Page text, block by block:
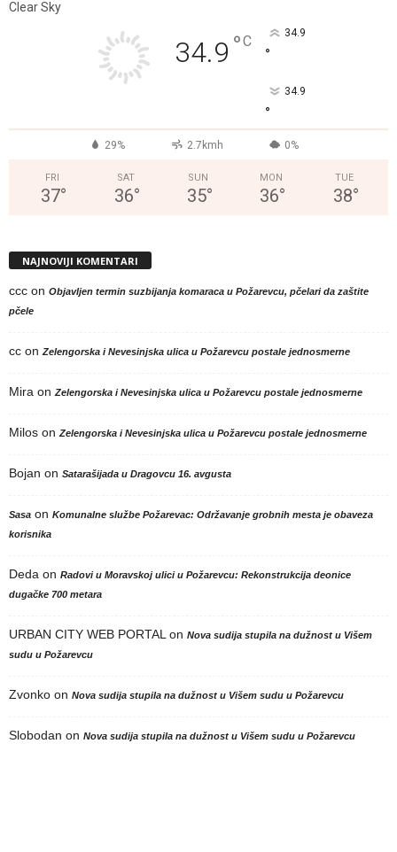
Clear Sky
34.9 °C 34.9
°
34.9
°
29% 2.7kmh 0%
FRI
37°
SAT
36°
SUN
35°
MON
36°
TUE
38°
NAJNOVIJI KOMENTARI
ccc on Objavljen termin suzbijanja komaraca u Požarevcu, pčelari da zaštite
pčele
cc on Zelengorska i Nevesinjska ulica u Požarevcu postale jednosmerne
Mira on Zelengorska i Nevesinjska ulica u Požarevcu postale jednosmerne
Milos on Zelengorska i Nevesinjska ulica u Požarevcu postale jednosmerne
Bojan on Satarašijada u Dragovcu 16. avgusta
Sasa on Komunalne službe Požarevac: Održavanje grobnih mesta je obaveza
korisnika
Deda on Radovi u Moravskoj ulici u Požarevcu: Rekonstrukcija deonice
dugačke 700 metara
URBAN CITY WEB PORTAL on Nova sudija stupila na dužnost u Višem
sudu u Požarevcu
Zvonko on Nova sudija stupila na dužnost u Višem sudu u Požarevcu
Slobodan on Nova sudija stupila na dužnost u Višem sudu u Požarevcu